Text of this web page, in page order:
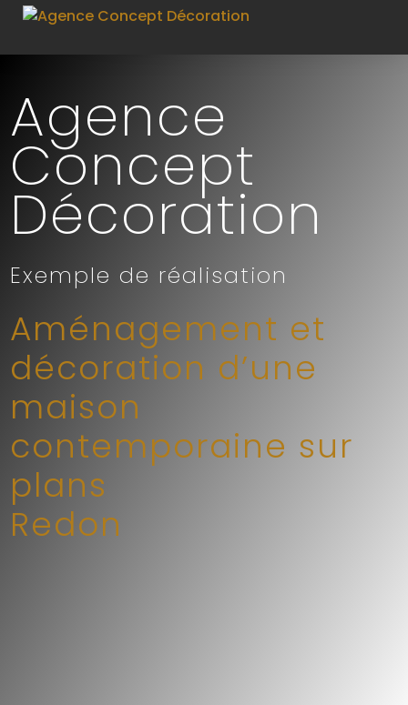
Agence
Concept
Décoration
Exemple de réalisation
Aménagement et
décoration d’une
maison
contemporaine sur
plans
Redon